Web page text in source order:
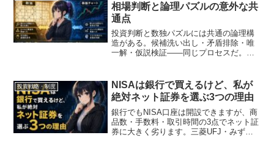
相場判断と論理パズルの意外な共
通点
投資判断と数独パズルには共通の論理構
造がある。候補洗い出し・矛盾排除・唯
一解・仮説検証——同じプロセスだ。
思考を鍛える具体的な方法を紹介しま
す。
投資戦略・制度
NISAは銀行で買えるけど、私が
絶対ネット証券を選ぶ3つの理由
銀行でもNISA口座は開設できますが、商
品数・手数料・取引時間の3点でネット証
券に大きく劣ります。三菱UFJ・みず